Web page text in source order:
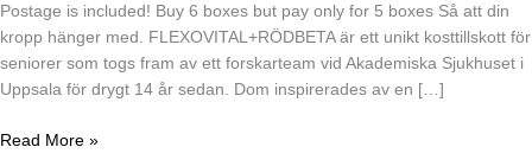
Postage is included! Buy 6 boxes but pay only for 5 boxes Så att din
kropp hänger med. FLEXOVITAL+RÖDBETA är ett unikt kosttillskott för
seniorer som togs fram av ett forskarteam vid Akademiska Sjukhuset i
Uppsala för drygt 14 år sedan. Dom inspirerades av en […]
Read More »